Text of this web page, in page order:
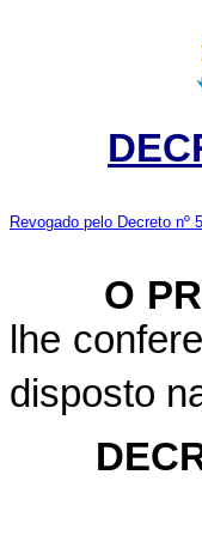
Revogado pelo Decreto nº
O
lhe
disposto